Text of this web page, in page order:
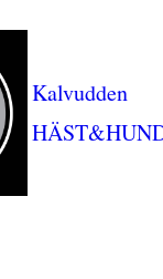
Kalvudden